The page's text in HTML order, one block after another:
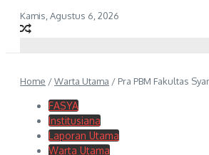
Kamis, Agustus 6, 2026
Home /Warta Utama / Pra PBM Fakultas
FASYA
Institusiana
Laporan Utama
Warta Utama